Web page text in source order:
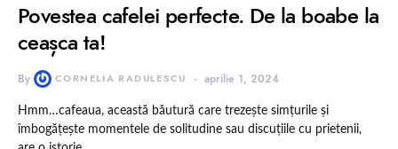
Povestea cafelei perfecte. De la boabe la
ceașca ta!
By CORNELIA RADULESCU aprilie 1, 2024
Hmm…cafeaua, această băutură care trezește simțurile și
îmbogățește momentele de solitudine sau discuțiile cu prietenii,